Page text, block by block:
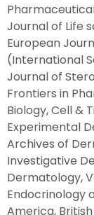
Journal of Life
European
(International
Journal of
Frontiers in
Biology, Cell &
Experimental
Archives of
Investigative
Dermatology,
Endocrinology
America,